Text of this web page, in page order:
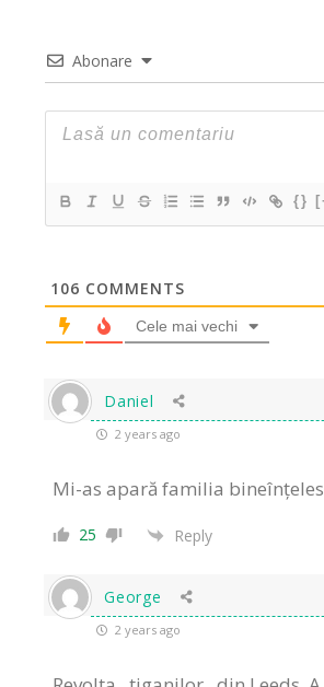
Abonare
{}
106 COMMENTS
Cele mai vechi
Daniel
2 years ago
Mi-as apară familia
25 Reply
George
2 years ago